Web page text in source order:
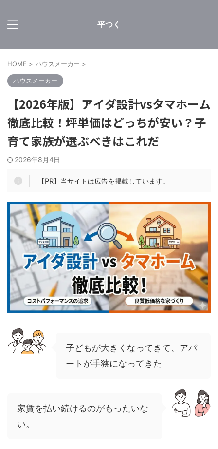
平つく
HOME > ハウスメーカー >
ハウスメーカー
【2026年版】アイダ設計vsタマホーム
徹底比較！坪単価はどっちが安い？子
育て家族が選ぶべきはこれだ
2026年8月4日
【PR】当サイトは広告を掲載しています。
子どもが大きくなってきて、アパ
ートが手狭になってきた
家賃を払い続けるのがもったいな
い。